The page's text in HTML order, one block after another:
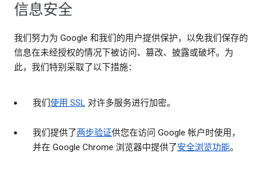
信息安全
我们努力为 Google 和我们的用户提供保护，以免我们保存的
信息在未经授权的情况下被访问、篡改、披露或破坏。为
此，我们特别采取了以下措施：
我们使用 SSL 对许多服务进行加密。
我们提供了两步验证供您在访问 Google 帐户时使用，
并在 Google Chrome 浏览器中提供了安全浏览功能。